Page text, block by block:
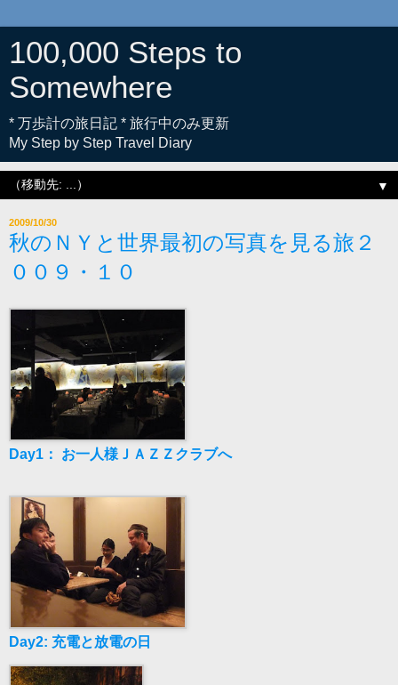
100,000 Steps to
Somewhere
* 万歩計の旅日記 * 旅行中のみ更新
My Step by Step Travel Diary
▼
2009/10/30
秋のＮＹと世界最初の写真を見る旅２
００９・１０
Day1： お一人様ＪＡＺＺクラブへ
Day2: 充電と放電の日